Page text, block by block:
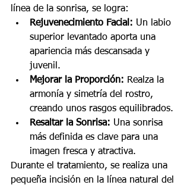
línea de la sonrisa, se logra:
Rejuvenecimiento Facial: Un labio
superior levantado aporta una
apariencia más descansada y
juvenil.
Mejorar la Proporción: Realza la
armonía y simetría del rostro,
creando unos rasgos equilibrados.
Resaltar la Sonrisa: Una sonrisa
más definida es clave para una
imagen fresca y atractiva.
Durante el tratamiento, se realiza una
pequeña incisión en la línea natural del